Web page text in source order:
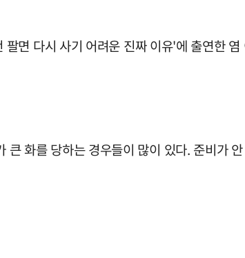
면 다시 사기 어려운 진짜 이유'에 출연한
화를 당하는 경우들이 많이 있다. 준비가